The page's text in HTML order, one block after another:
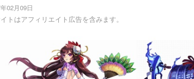
02月09日
トはアフィリエイト広告を含みます。